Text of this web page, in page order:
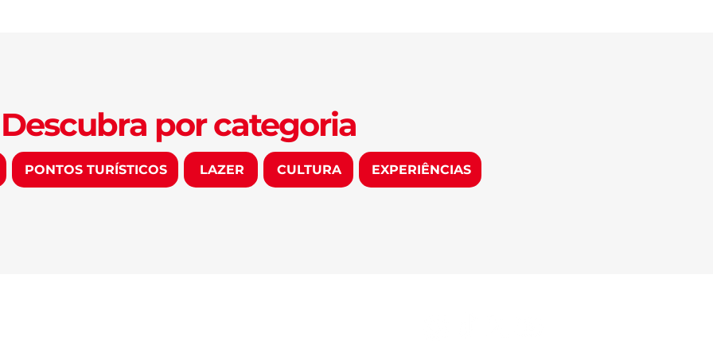
Descubra por categoria
PONTOS TURÍSTICOS LAZER CULTURA EXPERIÊNCIAS